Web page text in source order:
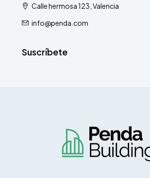
Calle hermosa 123, Valencia
info@penda.com
Suscríbete